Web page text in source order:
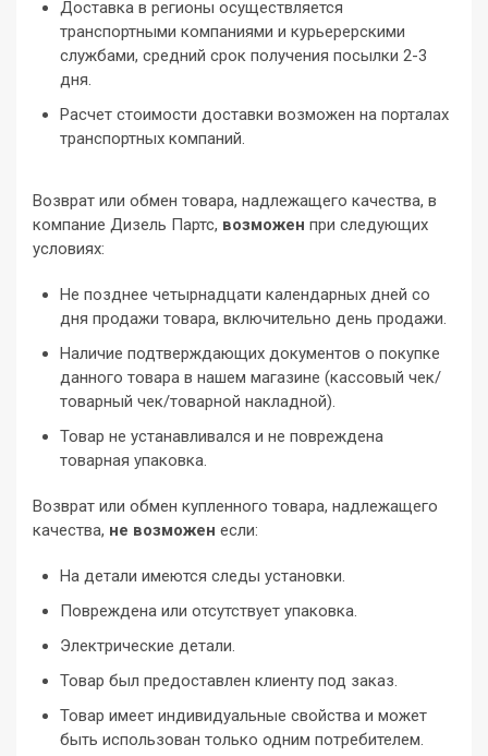
Доставка в регионы осуществляется
транспортными компаниями и курьерерскими
службами, средний срок получения посылки 2-3
дня.
Расчет стоимости доставки возможен на порталах
транспортных компаний.
Возврат или обмен товара, надлежащего качества, в
компание Дизель Партс, возможен при следующих
условиях:
Не позднее четырнадцати календарных дней со
дня продажи товара, включительно день продажи.
Наличие подтверждающих документов о покупке
данного товара в нашем магазине (кассовый чек/
товарный чек/товарной накладной).
Товар не устанавливался и не повреждена
товарная упаковка.
Возврат или обмен купленного товара, надлежащего
качества, не возможен если:
На детали имеются следы установки.
Повреждена или отсутствует упаковка.
Электрические детали.
Товар был предоставлен клиенту под заказ.
Товар имеет индивидуальные свойства и может
быть использован только одним потребителем.